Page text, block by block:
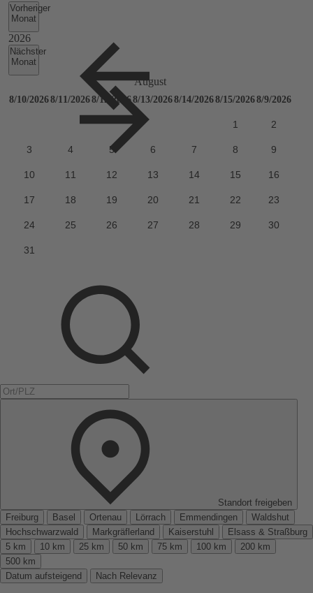
Vorheriger
Monat
Nächster
Monat
Standort freigeben
Freiburg
Basel Ortenau Lörrach Emmendingen
Waldshut
Hochschwarzwald
Markgräflerland Kaiserstuhl
Elsass & Straßburg
5 km
10 km 25 km 50 km 75 km 100 km
200 km
500 km
Datum aufsteigend
Nach Relevanz